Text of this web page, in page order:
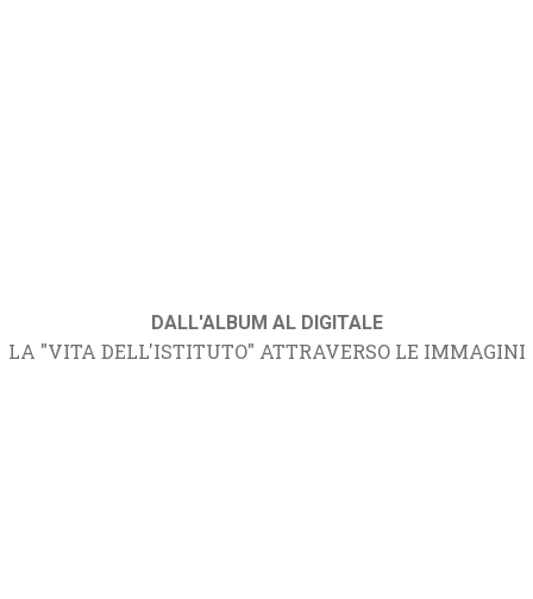
DALL'ALBUM AL DIGITALE
LA "VITA DELL'ISTITUTO" ATTRAVERSO LE IMMAGINI